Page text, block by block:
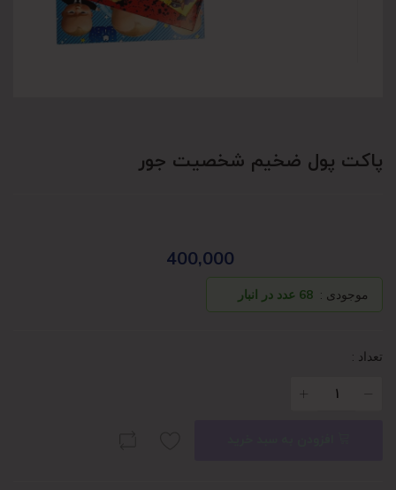
پاکت پول ضخیم شخصیت جور
400,000
موجودی : 68 عدد در انبار
تعداد :